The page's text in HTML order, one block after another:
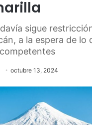
sigue
a la espera de lo
octubre 13, 2024